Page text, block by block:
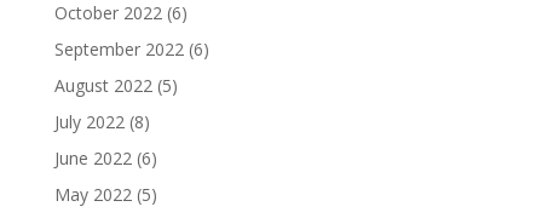
October 2022(6)
September 2022(6)
August 2022(5)
July 2022(8)
June 2022(6)
May 2022(5)